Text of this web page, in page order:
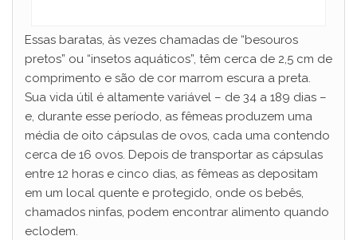
Essas baratas, às vezes chamadas de “besouros
pretos” ou “insetos aquáticos”, têm cerca de 2,5 cm de
comprimento e são de cor marrom escura a preta.
Sua vida útil é altamente variável – de 34 a 189 dias –
e, durante esse período, as fêmeas produzem uma
média de oito cápsulas de ovos, cada uma contendo
cerca de 16 ovos. Depois de transportar as cápsulas
entre 12 horas e cinco dias, as fêmeas as depositam
em um local quente e protegido, onde os bebês,
chamados ninfas, podem encontrar alimento quando
eclodem.